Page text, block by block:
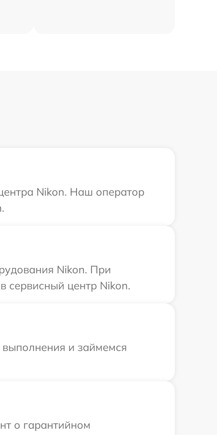
Nikon. Наш оператор
Nikon. При
сервисный центр Nikon.
и займемся
о гарантийном